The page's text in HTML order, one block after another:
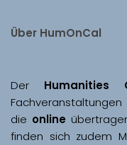
Über HumOnCal
Der Humanities
die online
finden sich zudem